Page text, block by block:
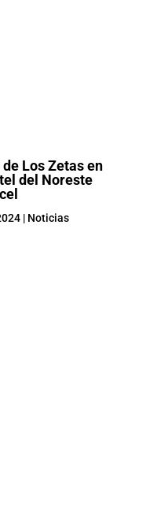
Los Zetas en
del Noreste
| Noticias